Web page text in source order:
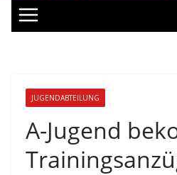
JUGENDABTEILUNG
A-Jugend